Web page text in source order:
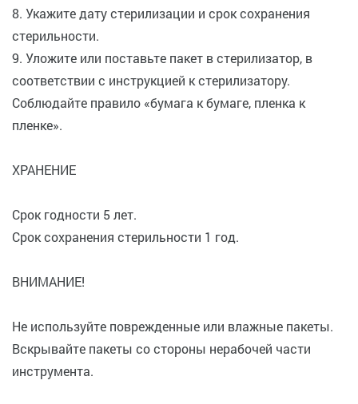
8. Укажите дату стерилизации и срок сохранения
стерильности.
9. Уложите или поставьте пакет в стерилизатор, в
соответствии с инструкцией к стерилизатору.
Соблюдайте правило «бумага к бумаге, пленка к
пленке».
ХРАНЕНИЕ
Срок годности 5 лет.
Срок сохранения стерильности 1 год.
ВНИМАНИЕ!
Не используйте поврежденные или влажные пакеты.
Вскрывайте пакеты со стороны нерабочей части
инструмента.